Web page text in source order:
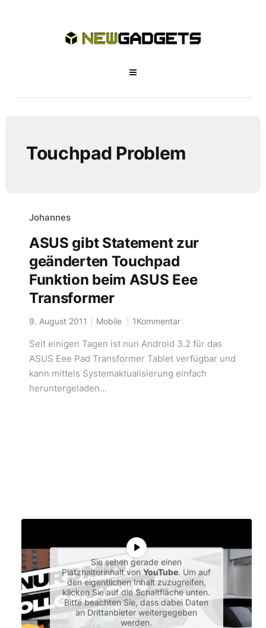
Touchpad Problem
Johannes
ASUS gibt Statement zur
geänderten Touchpad
Funktion beim ASUS Eee
Transformer
9. August 2011 Mobile 1Kommentar
Seit einigen Tagen ist nun Android 3.2 für das
ASUS Eee Pad Transformer Tablet verfügbar und
kann mittels Systemaktualisierung einfach
heruntergeladen...
Sie sehen gerade einen
Platzhalterinhalt vonYouTube. Um auf
den eigentlichen Inhalt zuzugreifen,
klicken Sie auf die Schaltfläche unten.
Bitte beachten Sie, dass dabei Daten
an Drittanbieter weitergegeben
werden.